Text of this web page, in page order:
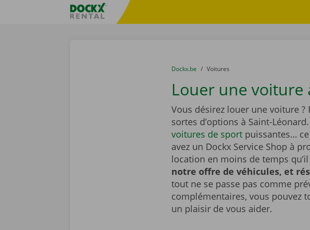
sitename
You are here:
du
Dockx.be to
Voitures
Louer une voiture
Vous désirez louer une voiture
sortes d’options à Saint-Léonard.
voitures de sportpuissantes… ce
avez un Dockx Service Shop à
location en moins de temps
notre offre de véhicules, et
tout ne se passe pas comme
complémentaires, vous pouvez
un plaisir de vous aider.